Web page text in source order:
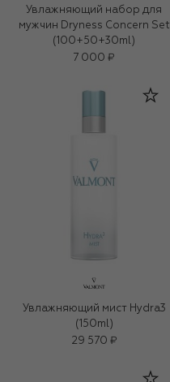
Увлажняющий набор для
мужчин Dryness Concern Set
(100+50+30ml)
7 000 ₽
Увлажняющий мист Hydra3
(150ml)
29 570 ₽